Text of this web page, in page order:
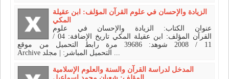
الزيادة والإحسان في علوم القرآن المؤلف: ابن عقيلة
المكي
عنوان الكتاب: الزيادة والإحسان في علوم
القرآن المؤلف: ابن عقيلة المكي تاريخ الإضافة: 04 /
11 / 2008 شوهد: 39686 مرة رابط التحميل من موقع
Archive التحميل المباشر: | مجلد ...
المدخل لدراسة القرآن والسنة والعلوم الإسلامية